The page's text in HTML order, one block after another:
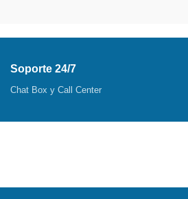
Soporte 24/7
Chat Box y Call Center